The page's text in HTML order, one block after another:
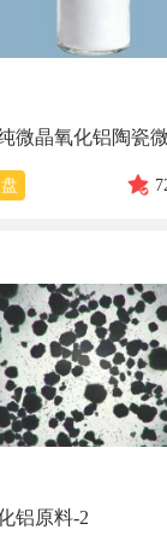
铝原料-2